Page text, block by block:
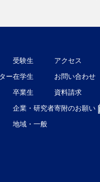
ー
受験生
在学生
卒業生
企業・研究者
地域・一般
アクセス
お問い合わせ
資料請求
寄附のお願い